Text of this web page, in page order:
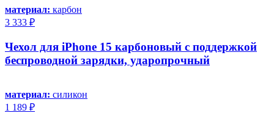
материал: карбон
3 333 ₽
Чехол для iPhone 15 карбоновый с поддержкой
беспроводной зарядки, ударопрочный
материал: силикон
1 189 ₽